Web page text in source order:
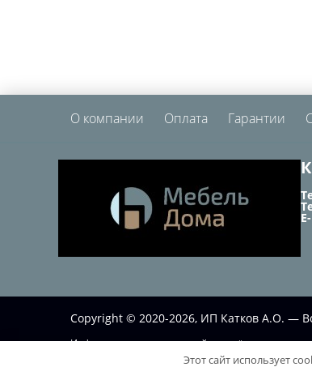
О компании Оплата Гарантии
Copyright © 2020-2026, ИП Катков А.О. —
Информация на данном сайте несёт
Этот сайт использует